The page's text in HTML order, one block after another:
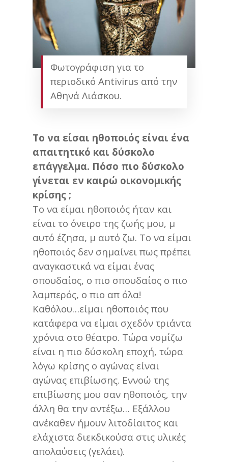
Φωτογράφιση για το
περιοδικό Antivirus από την
Αθηνά Λιάσκου.
Το να είσαι ηθοποιός είναι ένα
απαιτητικό και δύσκολο
επάγγελμα. Πόσο πιο δύσκολο
γίνεται εν καιρώ οικονομικής
κρίσης ;
Το να είμαι ηθοποιός ήταν και
είναι το όνειρο της ζωής μου, μ
αυτό έζησα, μ αυτό ζω. Το να είμαι
ηθοποιός δεν σημαίνει πως πρέπει
αναγκαστικά να είμαι ένας
σπουδαίος, ο πιο σπουδαίος ο πιο
λαμπερός, ο πιο απ όλα!
Καθόλου…είμαι ηθοποιός που
κατάφερα να είμαι σχεδόν τριάντα
χρόνια στο θέατρο. Τώρα νομίζω
είναι η πιο δύσκολη εποχή, τώρα
λόγω κρίσης ο αγώνας είναι
αγώνας επιβίωσης. Εννοώ της
επιβίωσης μου σαν ηθοποιός, την
άλλη θα την αντέξω… Εξάλλου
ανέκαθεν ήμουν λιτοδίαιτος και
ελάχιστα διεκδικούσα στις υλικές
απολαύσεις (γελάει).